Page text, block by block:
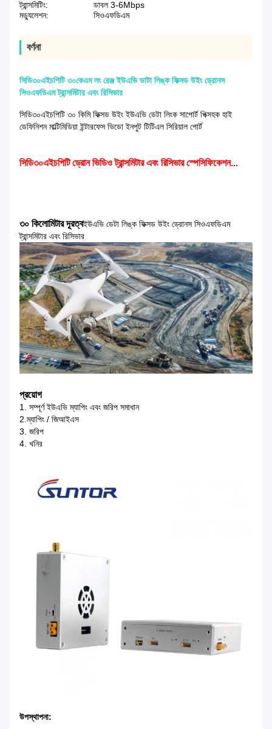
ট্রান্সমিটিং:
ডাবল 3-6Mbps
মড্যুলেশন:
সিওএফডিএম
বর্ণনা
সিডি৩০এইচপিটি ৩০কেএম লং রেঞ্জ ইউএভি ডাটা লিঙ্ক ফিক্সড উইং ড্রোনস
সিওএফডিএম ট্রান্সমিটার এবং রিসিভার
সিডি৩০এইচপিটি ৩০ কিমি ফিক্সড উইং ইউএভি ডেটা লিংক সাপোর্ট পিক্সহক হাই
ডেফিনিশন মাল্টিমিডিয়া ইন্টারফেস ভিডো ইনপুট টিটিএল সিরিয়াল পোর্ট
সিডি৩০এইচপিটি ড্রোন ভিডিও ট্রান্সমিটার এবং রিসিভার স্পেসিফিকেশন...
৩০ কিলোমিটার দূরত্বইউএভি ডেটা লিঙ্ক ফিক্সড উইং ড্রোনস সিওএফডিএম
ট্রান্সমিটার এবং রিসিভার
প্রয়োগ
1. সম্পূর্ণ ইউএভি ম্যাপিং এবং জরিপ সমাধান
2.ম্যাপিং / জিআইএস
3. জরিপ
4. খনির
উপস্থাপনা: